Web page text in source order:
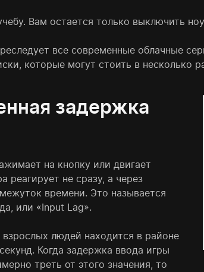
Вам остается только выключить
все современные облачные
которые могут стоить в несколько
задержка
на кнопку или двигает
реагирует не сразу, а через
времени. Это называется
или «Input Lag».
людей находится в районе
Когда задержка ввода игры
треть от этого значения, то